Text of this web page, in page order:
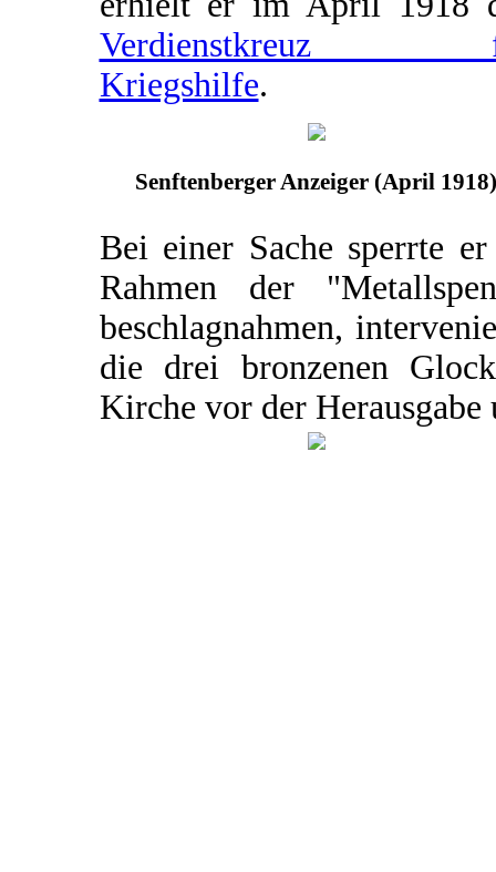
Verdienstkreuz
Kriegshilfe.
Senftenberger Anzeiger (April 1918)
Bei einer Sache sperrte
Rahmen der
beschlagnahmen,
die drei bronzenen
Kirche vor der Herausgabe